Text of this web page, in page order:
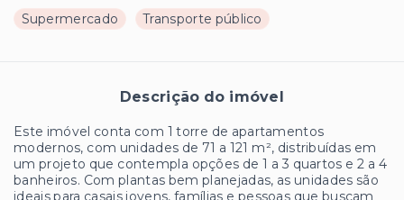
Supermercado
Transporte público
Descrição do imóvel
Este imóvel conta com 1 torre de apartamentos
modernos, com unidades de 71 a 121 m², distribuídas em
um projeto que contempla opções de 1 a 3 quartos e 2 a 4
banheiros. Com plantas bem planejadas, as unidades são
ideais para casais jovens, famílias e pessoas que buscam